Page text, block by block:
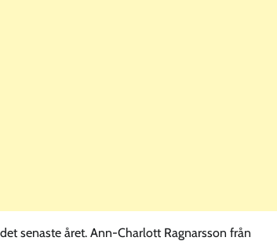
senaste året. Ann-Charlott Ragnarsson från